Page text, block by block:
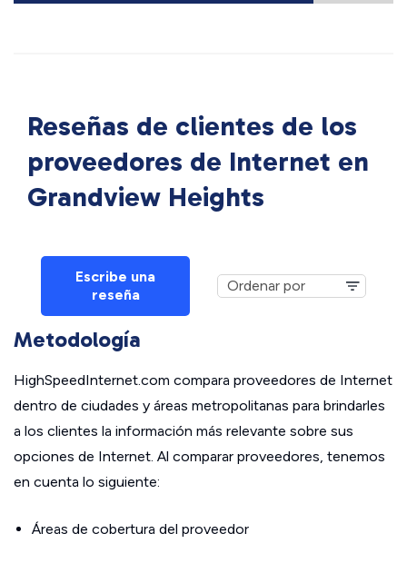
Reseñas de clientes de los
proveedores de Internet en
Grandview Heights
Escribe una
reseña
Metodología
HighSpeedInternet.com compara proveedores de Internet
dentro de ciudades y áreas metropolitanas para brindarles
a los clientes la información más relevante sobre sus
opciones de Internet. Al comparar proveedores, tenemos
en cuenta lo siguiente:
Áreas de cobertura del proveedor